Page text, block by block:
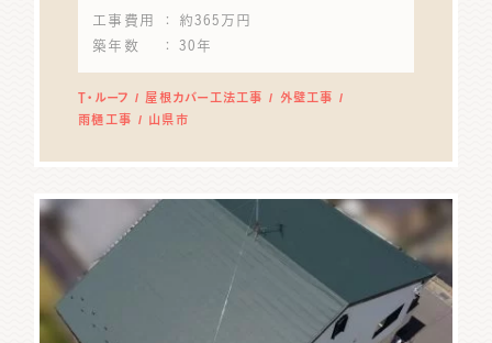
工事費用
： 約365万円
築年数
： 30年
T・ルーフ 屋根カバー工法工事
外壁工事
雨樋工事
山県市